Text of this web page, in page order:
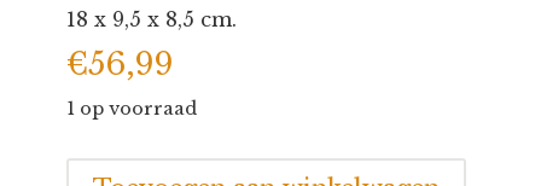
18 x 9,5 x 8,5 cm.
€56,99
1 op voorraad
Spaarpot